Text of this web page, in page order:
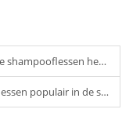
het gebruiksgemak?
in de schoonheidsbranche?